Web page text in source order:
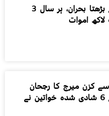
پاکستان میں فالج تیزی سے بڑھتا بحران، ہر سال 3
کزن میرج کا رجحان
کم ہونے لگا، ہر 10 میں سے 6 شادی شدہ خواتین نے